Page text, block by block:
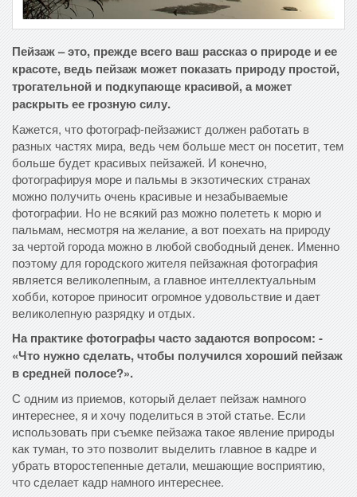
Пейзаж – это, прежде всего ваш рассказ о природе и ее
красоте, ведь пейзаж может показать природу простой,
трогательной и подкупающе красивой, а может
раскрыть ее грозную силу.
Кажется, что фотограф-пейзажист должен работать в
разных частях мира, ведь чем больше мест он посетит, тем
больше будет красивых пейзажей. И конечно,
фотографируя море и пальмы в экзотических странах
можно получить очень красивые и незабываемые
фотографии. Но не всякий раз можно полететь к морю и
пальмам, несмотря на желание, а вот поехать на природу
за чертой города можно в любой свободный денек. Именно
поэтому для городского жителя пейзажная фотография
является великолепным, а главное интеллектуальным
хобби, которое приносит огромное удовольствие и дает
великолепную разрядку и отдых.
На практике фотографы часто задаются вопросом: -
«Что нужно сделать, чтобы получился хороший пейзаж
в средней полосе?».
С одним из приемов, который делает пейзаж намного
интереснее, я и хочу поделиться в этой статье. Если
использовать при съемке пейзажа такое явление природы
как туман, то это позволит выделить главное в кадре и
убрать второстепенные детали, мешающие восприятию,
что сделает кадр намного интереснее.